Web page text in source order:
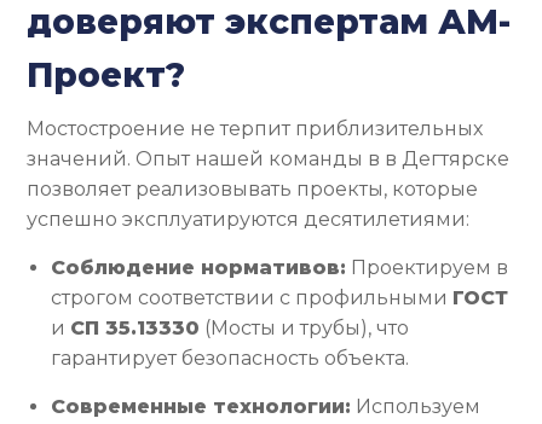
доверяют экспертам АМ-
Проект?
Мостостроение не терпит приблизительных
значений. Опыт нашей команды в в Дегтярске
позволяет реализовывать проекты, которые
успешно эксплуатируются десятилетиями:
Соблюдение нормативов: Проектируем в
строгом соответствии с профильными ГОСТ
и СП 35.13330 (Мосты и трубы), что
гарантирует безопасность объекта.
Современные технологии: Используем